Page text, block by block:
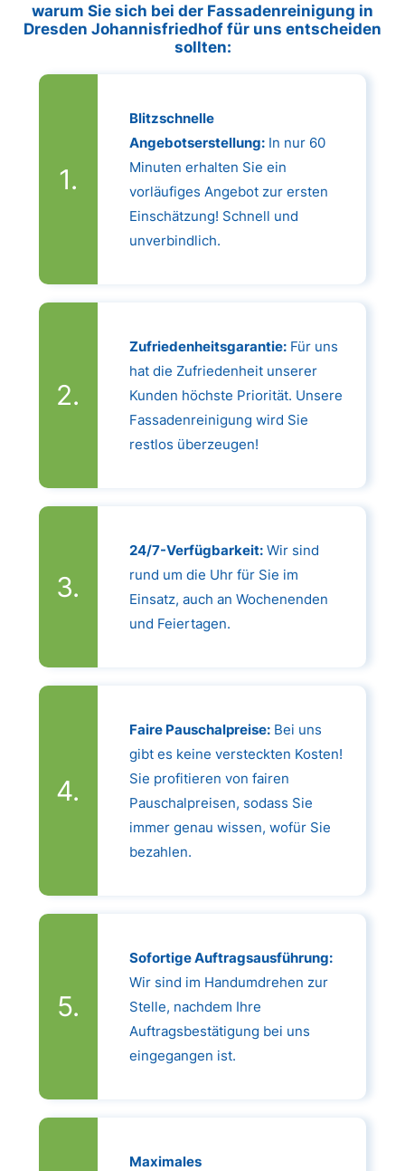
warum Sie sich bei der Fassadenreinigung in
Dresden Johannisfriedhof für uns entscheiden
sollten:
Blitzschnelle
Angebotserstellung:In nur 60
Minuten erhalten Sie ein
vorläufiges Angebot zur ersten
Einschätzung! Schnell und
unverbindlich.
Zufriedenheitsgarantie:Für uns
hat die Zufriedenheit unserer
Kunden höchste Priorität. Unsere
Fassadenreinigung wird Sie
restlos überzeugen!
24/7-Verfügbarkeit:Wir sind
rund um die Uhr für Sie im
Einsatz, auch an Wochenenden
und Feiertagen.
Faire Pauschalpreise:Bei uns
gibt es keine versteckten Kosten!
Sie profitieren von fairen
Pauschalpreisen, sodass Sie
immer genau wissen, wofür Sie
bezahlen.
Sofortige Auftragsausführung:
Wir sind im Handumdrehen zur
Stelle, nachdem Ihre
Auftragsbestätigung bei uns
eingegangen ist.
Maximales